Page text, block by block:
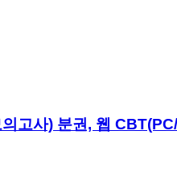
고사) 분권, 웹